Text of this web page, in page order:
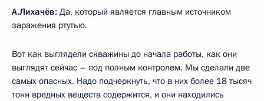
А.Лихачёв: Да, который является главным источником
заражения ртутью.
Вот как выглядели скважины до начала работы, как они
выглядят сейчас – под полным контролем. Мы сделали две
самых опасных. Надо подчеркнуть, что в них более 18 тысяч
тонн вредных веществ содержится, и они находились